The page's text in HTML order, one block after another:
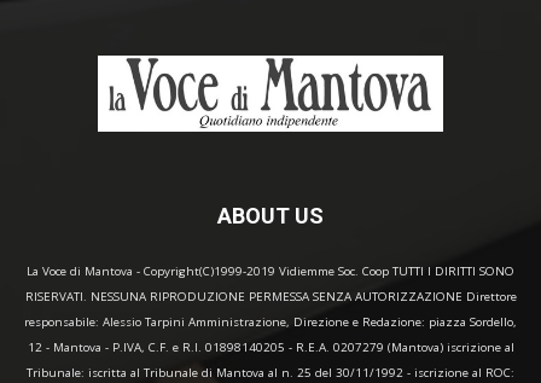
ABOUT US
La Voce di Mantova - Copyright(C)1999-2019 Vidiemme Soc. Coop TUTTI I DIRITTI SONO
RISERVATI. NESSUNA RIPRODUZIONE PERMESSA SENZA AUTORIZZAZIONE Direttore
responsabile: Alessio Tarpini Amministrazione, Direzione e Redazione: piazza Sordello,
12 - Mantova - P.IVA, C.F. e R.I. 01898140205 - R.E.A. 0207279 (Mantova) iscrizione al
Tribunale: iscritta al Tribunale di Mantova al n. 25 del 30/11/1992 - iscrizione al ROC: